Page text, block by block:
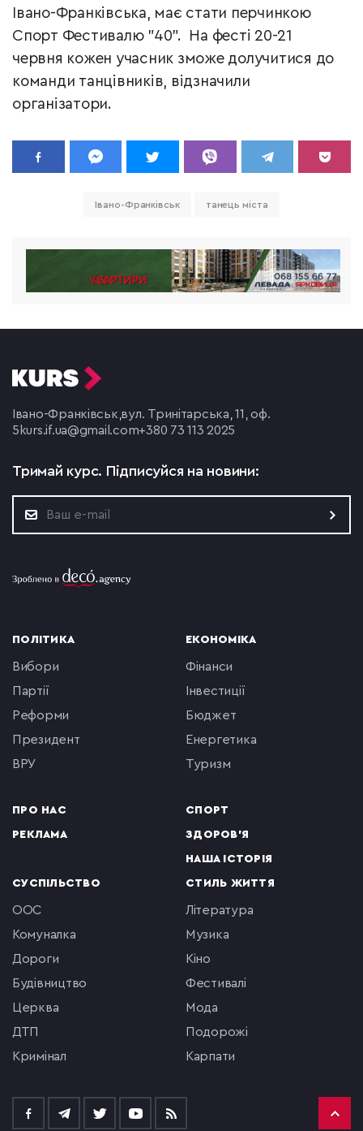
Івано-Франківська, має стати перчинкою
Спорт Фестивалю "40". На фесті 20-21
червня кожен учасник зможе долучитися до
команди танцівників, відзначили
організатори.
Івано-Франківськ танець міста
Івано-Франківськ,вул. Тринітарська, 11, оф.
5 kurs.if.ua@gmail.com+380 73 113 2025
Тримай курс. Підписуйся на новини:
ПОЛІТИКА
вибори
партії
реформи
президент
ВРУ
ПРО НАС
РЕКЛАМА
ЕКОНОМІКА
фінанси
інвестиції
бюджет
енергетика
туризм
СПОРТ
ЗДОРОВ'Я
НАША ІСТОРІЯ
СУСПІЛЬСТВО
ООС
комуналка
Дороги
будівництво
церква
ДТП
кримінал
СТИЛЬ ЖИТТЯ
література
музика
кіно
фестивалі
мода
подорожі
Карпати